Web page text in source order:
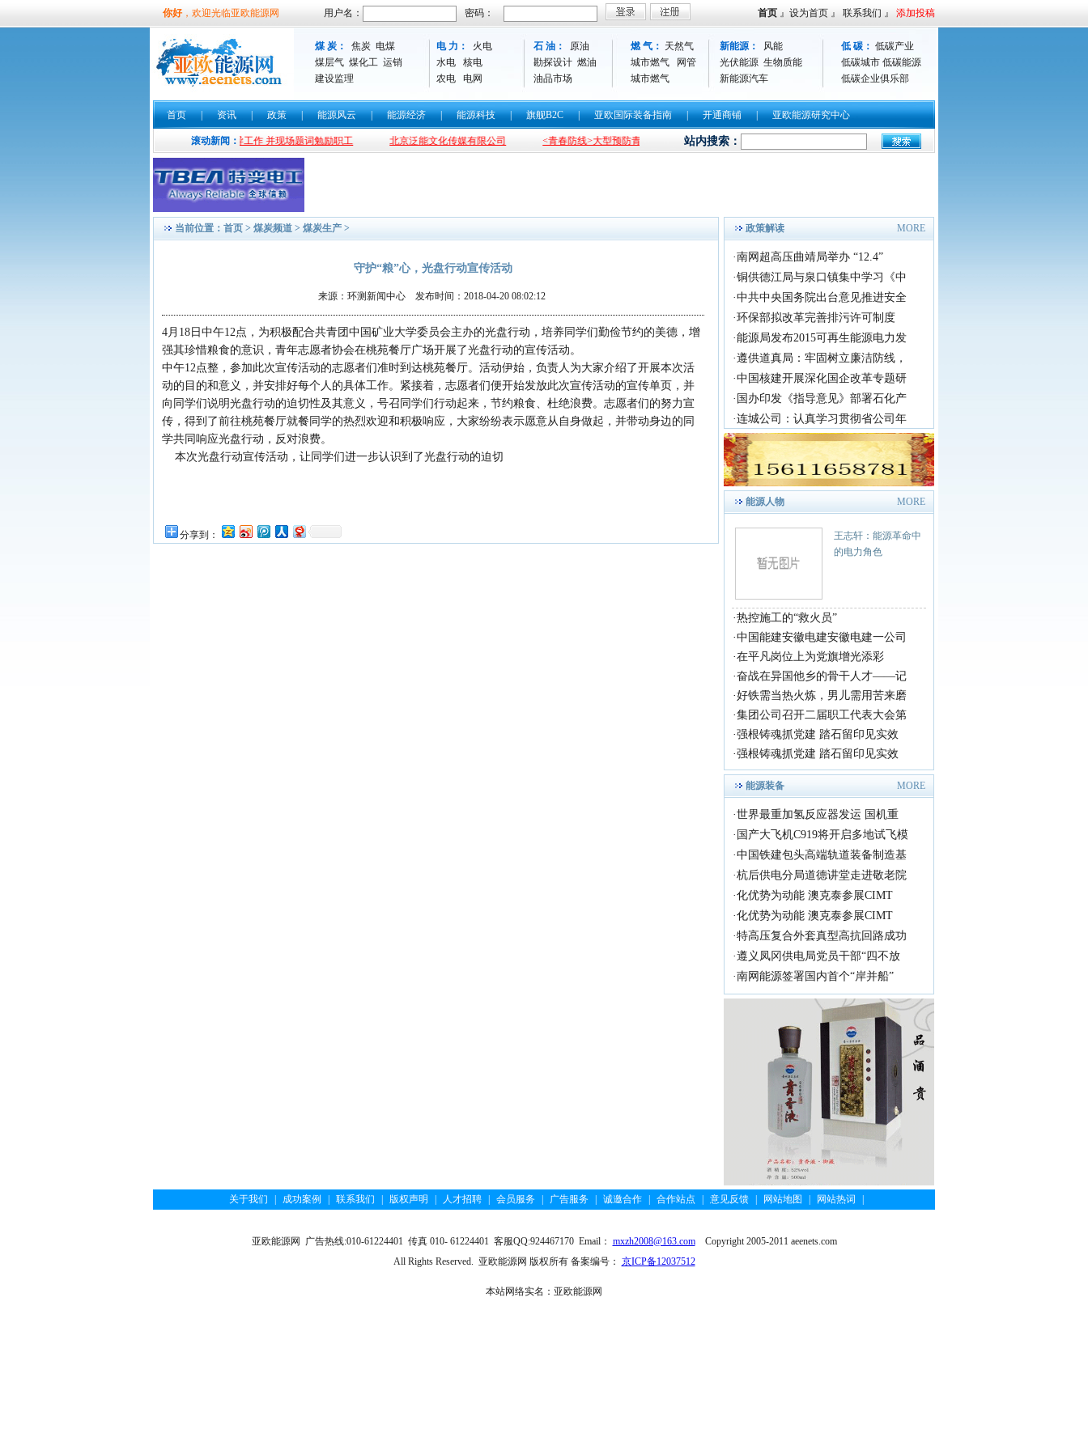
你好，欢迎光临亚欧能源网 用户名： 密码： 首页 』 设为首页 』 联系我们 』 添加投稿
煤 炭： 焦炭 电煤
煤层气 煤化工 运销
建设监理
电 力：
火电
水电
核电
农电
电网
石 油：
原油
勘探设计 燃油
油品市场
燃 气： 天然气
城市燃气
网管
城市燃气
新能源：
风能
光伏能源 生物质能
新能源汽车
低 碳： 低碳产业
低碳城市 低碳能源
低碳企业俱乐部
首页 | 资讯 | 政策 | 能源风云 | 能源经济 | 能源科技 | 旗舰B2C | 亚欧国际装备指南 | 开通商铺 | 亚欧能源研究中心
滚动新闻：
书法界实力派书法家余制波光临亚欧能源网指导工作 并现场题词勉励职工 北京泛能文化传媒有限公司 <青春防线>大型预防青少年犯罪话剧即将拉开全国巡演序幕 央视新闻：亚欧能源网承办福建好声音农业旅游观光园奠基仪式
站内搜索：
当前位置： 首页 > 煤炭频道 > 煤炭生产 >
守护“粮”心，光盘行动宣传活动
来源：环测新闻中心 发布时间：2018-04-20 08:02:12
4月18日中午12点，为积极配合共青团中国矿业大学委员会主办的光盘行动，培养同学们勤俭节约的美德，增
强其珍惜粮食的意识，青年志愿者协会在桃苑餐厅广场开展了光盘行动的宣传活动。
中午12点整，参加此次宣传活动的志愿者们准时到达桃苑餐厅。活动伊始，负责人为大家介绍了开展本次活
动的目的和意义，并安排好每个人的具体工作。紧接着，志愿者们便开始发放此次宣传活动的宣传单页，并
向同学们说明光盘行动的迫切性及其意义，号召同学们行动起来，节约粮食、杜绝浪费。志愿者们的努力宣
传，得到了前往桃苑餐厅就餐同学的热烈欢迎和积极响应，大家纷纷表示愿意从自身做起，并带动身边的同
学共同响应光盘行动，反对浪费。
本次光盘行动宣传活动，让同学们进一步认识到了光盘行动的迫切
分享到：
政策解读 MORE
·南网超高压曲靖局举办 “12.4”
·铜供德江局与泉口镇集中学习《中
·中共中央国务院出台意见推进安全
·环保部拟改革完善排污许可制度
·能源局发布2015可再生能源电力发
·遵供道真局：牢固树立廉洁防线，
·中国核建开展深化国企改革专题研
· 国办印发《指导意见》部署石化产
·连城公司：认真学习贯彻省公司年
能源人物 MORE
王志轩：能源革命中
的电力角色
·热控施工的“救火员”
·中国能建安徽电建安徽电建一公司
·在平凡岗位上为党旗增光添彩
·奋战在异国他乡的骨干人才——记
·好铁需当热火炼，男儿需用苦来磨
·集团公司召开二届职工代表大会第
·强根铸魂抓党建 踏石留印见实效
·强根铸魂抓党建 踏石留印见实效
能源装备 MORE
·世界最重加氢反应器发运 国机重
· 国产大飞机C919将开启多地试飞模
·中国铁建包头高端轨道装备制造基
·杭后供电分局道德讲堂走进敬老院
·化优势为动能 澳克泰参展CIMT
·化优势为动能 澳克泰参展CIMT
·特高压复合外套真型高抗回路成功
·遵义凤冈供电局党员干部“四不放
·南网能源签署国内首个“岸并船”
关于我们 成功案例 联系我们 版权声明 人才招聘 会员服务 广告服务 诚邀合作 合作站点 意见反馈 网站地图 网站热词
亚欧能源网 广告热线:010-61224401 传真 010- 61224401 客服QQ:924467170 Email： mxzh2008@163.comCopyright 2005-2011 aeenets.com
All Rights Reserved. 亚欧能源网 版权所有 备案编号： 京ICP备12037512
本站网络实名：亚欧能源网